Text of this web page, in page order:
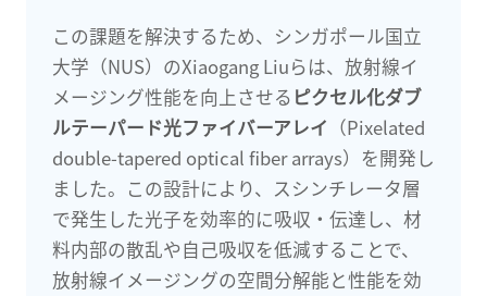
この課題を解決するため、シンガポール国立
大学（NUS）のXiaogang Liuらは、放射線イ
メージング性能を向上させる ピクセル化ダブ
ルテーパード光ファイバーアレイ （Pixelated
double-tapered optical fiber arrays）を開発し
ました。この設計により、スシンチレータ層
で発生した光子を効率的に吸収・伝達し、材
料内部の散乱や自己吸収を低減することで、
放射線イメージングの空間分解能と性能を効